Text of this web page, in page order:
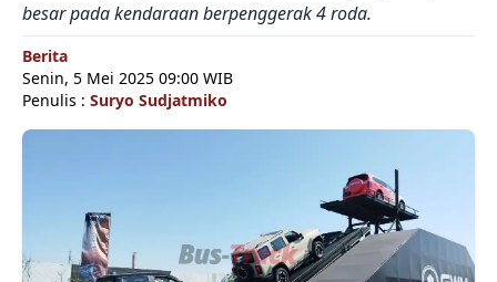
besar pada kendaraan berpenggerak 4 roda.
Berita
Senin, 5 Mei 2025 09:00 WIB
Penulis : Suryo Sudjatmiko